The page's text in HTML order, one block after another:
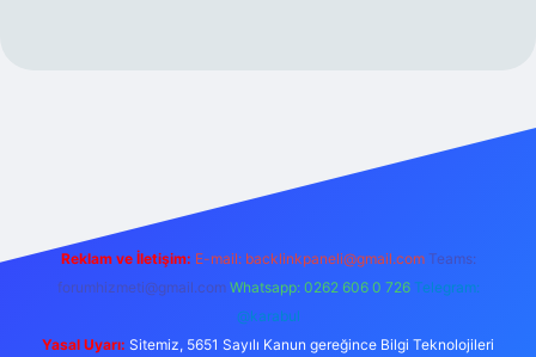
https://
Reklam ve İletişim: E-mail: backlinkpaneli@gmail.com Teams:
forumhizmeti@gmail.com Whatsapp: 0262 606 0 726 Telegram:
@karabul
Yasal Uyarı: Sitemiz, 5651 Sayılı Kanun gereğince Bilgi Teknolojileri